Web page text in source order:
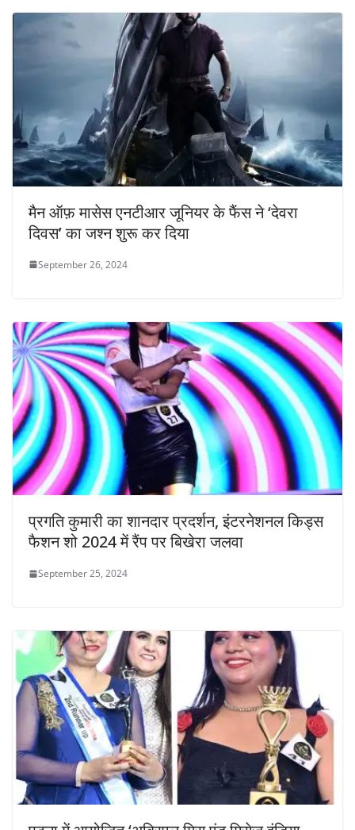
मैन ऑफ़ मासेस एनटीआर जूनियर के फैंस ने ‘देवरा
दिवस’ का जश्न शुरू कर दिया
September 26, 2024
प्रगति कुमारी का शानदार प्रदर्शन, इंटरनेशनल किड्स
फैशन शो 2024 में रैंप पर बिखेरा जलवा
September 25, 2024